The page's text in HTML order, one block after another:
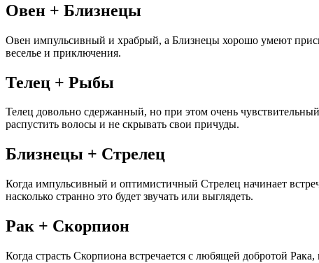
Овен + Близнецы
Овен импульсивный и храбрый, а Близнецы хорошо умеют
веселье и приключения.
Телец + Рыбы
Телец довольно сдержанный, но при этом очень
распустить волосы и не скрывать свои причуды.
Близнецы + Стрелец
Когда импульсивный и оптимистичный Стрелец начинает
насколько странно это будет звучать или выглядеть.
Рак + Скорпион
Когда страсть Скорпиона встречается с любящей добротой